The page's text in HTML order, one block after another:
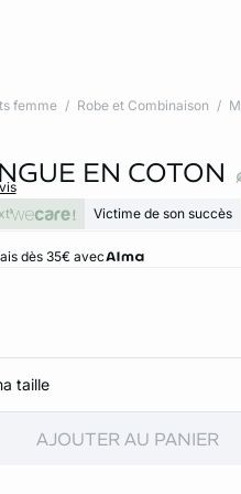
femme Robe et Combinaison
EN COTON
Victime de son succès
dès 35€ avec
taille
AJOUTER AU PANIER